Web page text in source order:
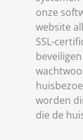
onze
website
SSL-
worden
die de